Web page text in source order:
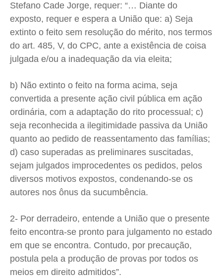
Stefano Cade Jorge, requer: “… Diante do
exposto, requer e espera a União que: a) Seja
extinto o feito sem resolução do mérito, nos termos
do art. 485, V, do CPC, ante a existência de coisa
julgada e/ou a inadequação da via eleita;
b) Não extinto o feito na forma acima, seja
convertida a presente ação civil pública em ação
ordinária, com a adaptação do rito processual; c)
seja reconhecida a ilegitimidade passiva da União
quanto ao pedido de reassentamento das famílias;
d) caso superadas as preliminares suscitadas,
sejam julgados improcedentes os pedidos, pelos
diversos motivos expostos, condenando-se os
autores nos ônus da sucumbência.
2- Por derradeiro, entende a União que o presente
feito encontra-se pronto para julgamento no estado
em que se encontra. Contudo, por precaução,
postula pela a produção de provas por todos os
meios em direito admitidos”.